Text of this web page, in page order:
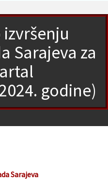
izvršenju
Sarajeva za
godine)
Sarajeva